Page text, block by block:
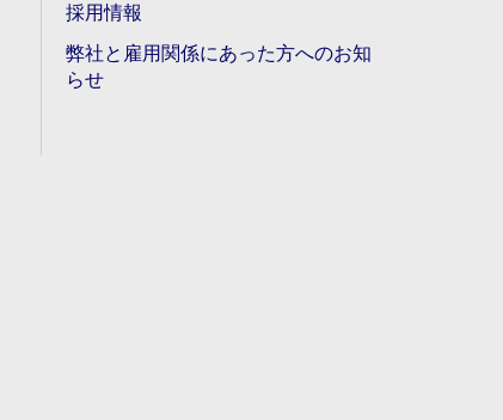
採用情報
弊社と雇用関係にあった方へのお知
らせ